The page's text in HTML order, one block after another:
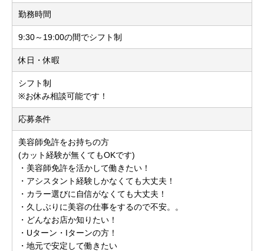
勤務時間
9:30～19:00の間でシフト制
休日・休暇
シフト制
※お休み相談可能です！
応募条件
美容師免許をお持ちの方
(カット経験が無くてもOKです)
・美容師免許を活かして働きたい！
・アシスタント経験しかなくても大丈夫！
・カラー選びに自信がなくても大丈夫！
・久しぶりに美容の仕事をするので不安。。
・どんなお店か知りたい！
・Uターン・Iターンの方！
・地元で安定して働きたい